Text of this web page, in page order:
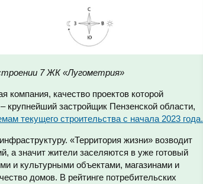
7 ЖК «Лугометрия»
компания, качество проектов которой
застройщик Пензенской области,
текущего строительства с начала 2023 года.
«Территория жизни» возводит
а значит жители заселяются в уже готовый
и культурными объектами, магазинами и
домов. В рейтинге потребительских